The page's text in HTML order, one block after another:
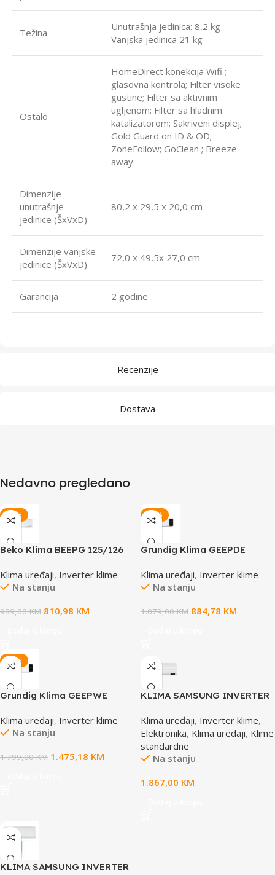
Recenzije
Dostava
Težina
Unutrašnja jedinica: 8,2 kg
Vanjska jedinica 21 kg
Ostalo
HomeDirect konekcija Wifi ;
glasovna kontrola; Filter visoke
gustine; Filter sa aktivnim
ugljenom; Filter sa hladnim
katalizatorom; Sakriveni displej;
Gold Guard on ID & OD;
ZoneFollow; GoClean ; Breeze
away.
Dimenzije
unutrašnje
jedinice (ŠxVxD)
80,2 x 29,5 x 20,0 cm
Dimenzije vanjske
jedinice (ŠxVxD)
72,0 x 49,5x 27,0 cm
Garancija 2 godine
Nedavno pregledano
-18%
Beko Klima BEEPG 125/126
Klima uređaji, Inverter klime
Na stanju
989,00KM 810,98 KM
-18%
Grundig Klima GEEPDE
Klima uređaji, Inverter klime
Na stanju
1.079,00KM 884,78 KM
-18%
Grundig Klima GEEPWE
Klima uređaji, Inverter klime
Na stanju
1.799,00KM 1.475,18 KM
KLIMA SAMSUNG INVERTER
AR60F12C1AWNEU
Klima uređaji, Inverter klime,
Elektronika, Klima uredaji, Klime
standardne
Na stanju
1.867,00 KM
KLIMA SAMSUNG INVERTER